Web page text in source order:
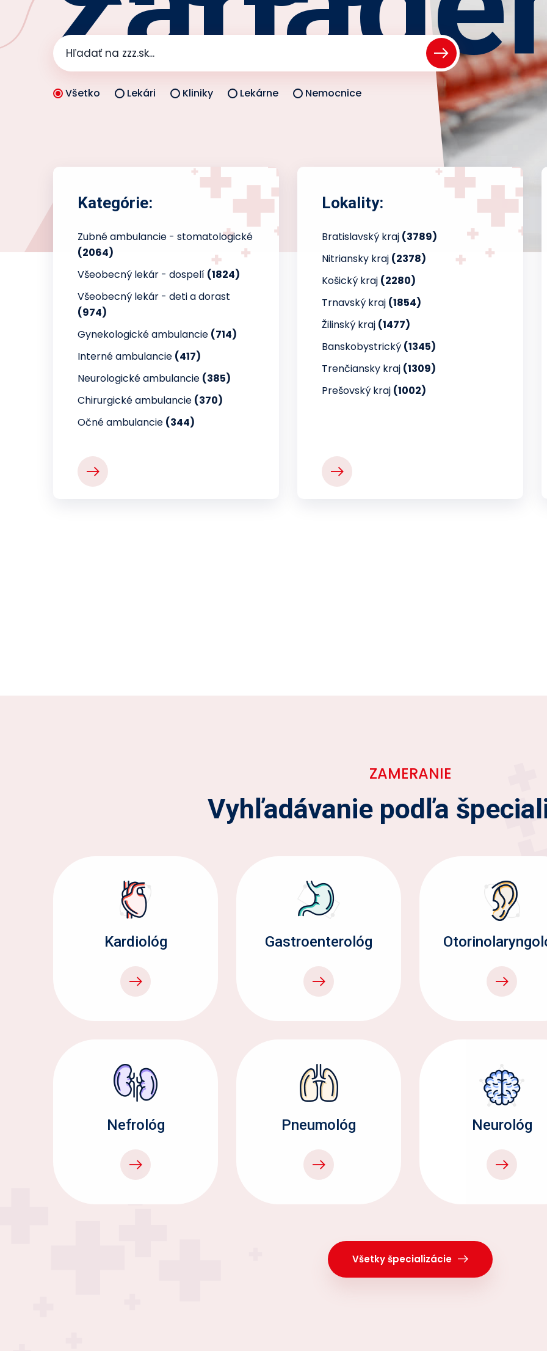
Všetko Lekári Kliniky Lekárne Nemocnice
Kategórie:
Zubné ambulancie - stomatologické
(2064)
Všeobecný lekár - dospelí (1824)
Všeobecný lekár - deti a dorast
(974)
Gynekologické ambulancie (714)
Interné ambulancie (417)
Neurologické ambulancie (385)
Chirurgické ambulancie (370)
Očné ambulancie (344)
Lokality:
Bratislavský kraj (3789)
Nitriansky kraj (2378)
Košický kraj (2280)
Trnavský kraj (1854)
Žilinský kraj (1477)
Banskobystrický (1345)
Trenčiansky kraj (1309)
Prešovský kraj (1002)
ZAMERANIE
Vyhľadávanie podľa
Kardiológ Gastroenterológ
Nefrológ Pneumológ Neurológ
Všetky špecializácie